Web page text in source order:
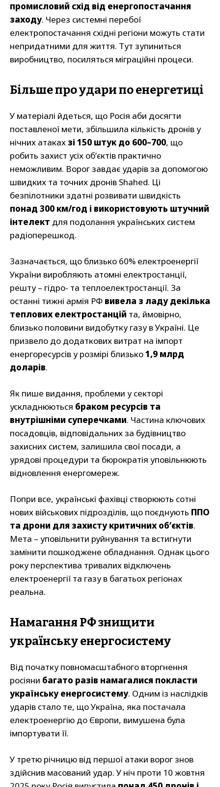
промисловий схід від енергопостачання
заходу. Через системні перебої
електропостачання східні регіони можуть стати
непридатними для життя. Тут зупиниться
виробництво, посиляться міграційні процеси.
Більше про удари по енергетиці
У матеріалі йдеться, що Росія аби досягти
поставленої мети, збільшила кількість дронів у
нічних атаках зі 150 штук до 600–700, що
робить захист усіх об’єктів практично
неможливим. Ворог завдає ударів за допомогою
швидких та точних дронів Shahed. Ці
безпілотники здатні розвивати швидкість
понад 300 км/год і використовують штучний
інтелект для подолання українських систем
радіоперешкод.
Зазначається, що близько 60% електроенергії
України виробляють атомні електростанції,
решту – гідро- та теплоелектростанції. За
останні тижні армія РФ вивела з ладу декілька
теплових електростанцій та, ймовірно,
близько половини видобутку газу в Україні. Це
призвело до додаткових витрат на імпорт
енергоресурсів у розмірі близько1,9 млрд
доларів.
Як пише видання, проблеми у секторі
ускладнюються браком ресурсів та
внутрішніми суперечками. Частина ключових
посадовців, відповідальних за будівництво
захисних систем, залишила свої посади, а
урядові процедури та бюрократія уповільнюють
відновлення енергомереж.
Попри все, українські фахівці створюють сотні
нових військових підрозділів, що поєднують ППО
та дрони для захисту критичних об’єктів.
Мета – уповільнити руйнування та встигнути
замінити пошкоджене обладнання. Однак цього
року перспектива тривалих відключень
електроенергії та газу в багатьох регіонах
реальна.
Намагання РФ знищити
українську енергосистему
Від початку повномасштабного вторгнення
росіяни багато разів намагалися покласти
українську енергосистему. Одним із наслідків
ударів стало те, що Україна, яка постачала
електроенергію до Європи, вимушена була
імпортувати її.
У третю річницю від першої атаки ворог знов
здійснив масований удар. У ніч проти 10 жовтня